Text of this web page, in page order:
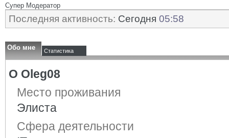
Супер Модератор
Последняя активность: Сегодня 05:58
Обо мне Статистика
О Oleg08
Место проживания
Элиста
Сфера деятельности